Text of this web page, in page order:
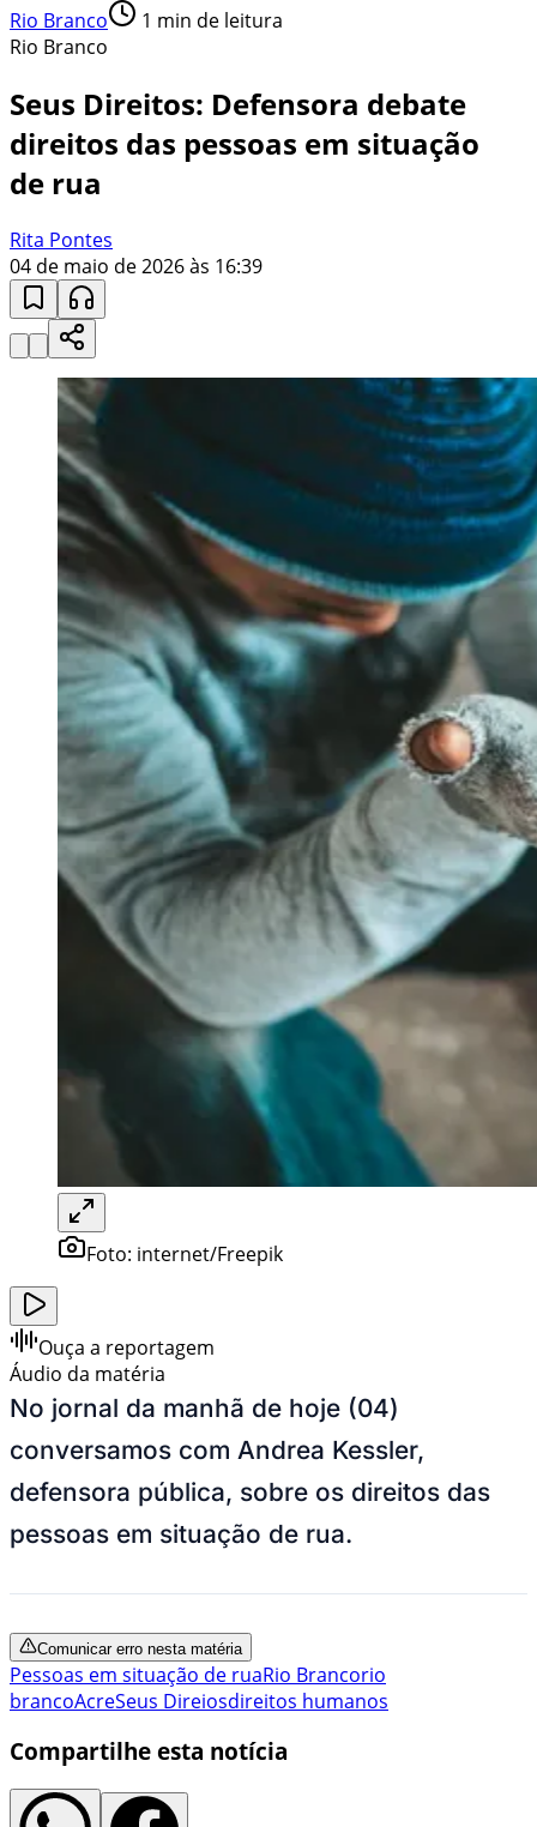
Rio Branco 1 min de leitura
Rio Branco
Seus Direitos: Defensora debate
direitos das pessoas em situação
de rua
Rita Pontes
04 de maio de 2026 às 16:39
Foto: internet/Freepik
Ouça a reportagem
Áudio da matéria
No jornal da manhã de hoje (04)
conversamos com Andrea Kessler,
defensora pública, sobre os direitos das
pessoas em situação de rua.
Comunicar erro nesta matéria
Pessoas em situação de ruaRio Brancorio
brancoAcreSeus Direiosdireitos humanos
Compartilhe esta notícia